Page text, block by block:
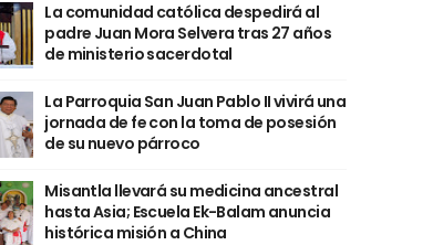
La comunidad católica despedirá al
padre Juan Mora Selvera tras 27 años
de ministerio sacerdotal
La Parroquia San Juan Pablo II vivirá una
jornada de fe con la toma de posesión
de su nuevo párroco
Misantla llevará su medicina ancestral
hasta Asia; Escuela Ek-Balam anuncia
histórica misión a China